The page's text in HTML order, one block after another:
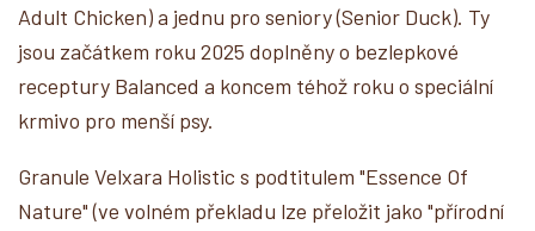
Adult Chicken) a jednu pro seniory (Senior Duck). Ty
jsou začátkem roku 2025 doplněny o bezlepkové
receptury Balanced a koncem téhož roku o speciální
krmivo pro menší psy.
Granule Velxara Holistic s podtitulem "Essence Of
Nature" (ve volném překladu lze přeložit jako "přírodní